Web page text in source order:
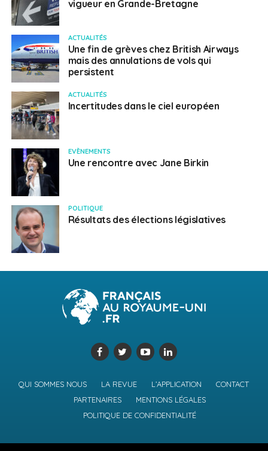
vigueur en Grande-Bretagne
ACTUALITÉS
Une fin de grèves chez British Airways
mais des annulations de vols qui
persistent
ACTUALITÉS
Incertitudes dans le ciel européen
EVÈNEMENTS
Une rencontre avec Jane Birkin
POLITIQUE
Résultats des élections législatives
QUI SOMMES NOUS LA REVUE L’APPLICATION
CONTACT
PARTENAIRES
MENTIONS LÉGALES
POLITIQUE DE CONFIDENTIALITÉ